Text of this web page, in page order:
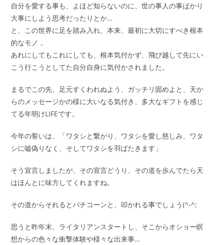
自分を愛する事も、よほど知らないのに、世の事人の事ばかり
大事にしよう思考だったりとか…
と、この世界に足を踏み入れ、本来、最初に大切にすべき根本
的なモノ 。
あれにしてもこれにしても、根本気付かず、飛び越して先にい
こう行こうとしてた自分自身に気付かされました。
まるでこの先、足元すくわれぬよう、ガッチリ固めよと、天か
らのメッセージかの様に大いなる気付き、多大なギフトを感じ
てる年明けLIFEです。
今年の誓いは、「ワタシと繋がり、ワタシを愛し慈しみ、ワタ
シに嘘偽りなく、そしてワタシを羽ばたきます」
そう宣言しましたが、その宣言どうり、その道を歩んでたら天
はほんとに味方してくれますね。
その道からそれるとバチコーンと、叩かれる事でしょう(^-^;
思うと昨年末、ライタリアンスタートし、そこからオショー瞑
想からの色々な衝撃体験や様々な出来事…